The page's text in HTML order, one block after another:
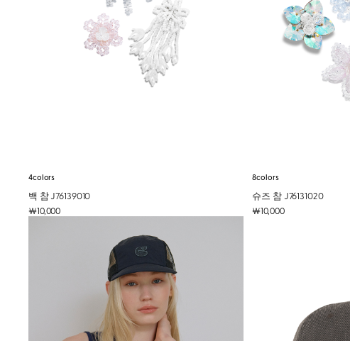
4colors
백 참 J76139010
￦10,000
8colors
슈즈 참 J76131020
￦10,000